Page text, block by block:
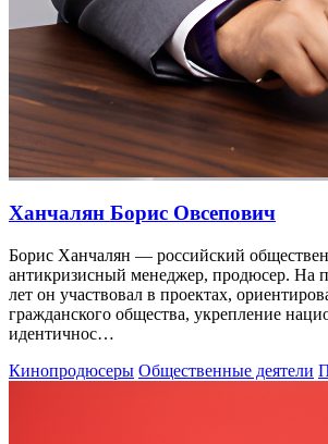
Ханчалян Борис Овсепович
Борис Ханчалян — российский
антикризисный менеджер, продюсер. На
лет он участвовал в проектах,
гражданского общества, укрепление
идентичнос…
Кинопродюсеры Общественные деятели